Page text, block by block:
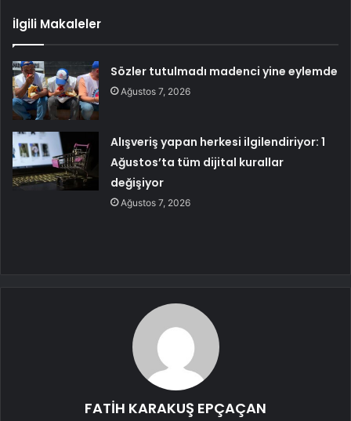
İlgili Makaleler
Sözler tutulmadı madenci yine eylemde
Ağustos 7, 2026
Alışveriş yapan herkesi ilgilendiriyor: 1
Ağustos’ta tüm dijital kurallar
değişiyor
Ağustos 7, 2026
FATİH KARAKUŞ EPÇAÇAN